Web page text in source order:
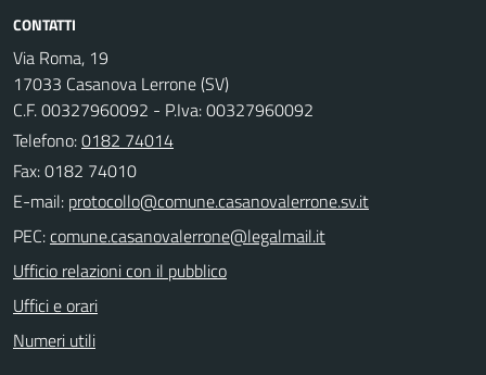
CONTATTI
Via Roma, 19
17033 Casanova Lerrone (SV)
C.F. 00327960092 - P.Iva: 00327960092
Telefono:0182 74014
Fax: 0182 74010
E-mail:
PEC:
Ufficio relazioni con il pubblico
Uffici e orari
Numeri utili